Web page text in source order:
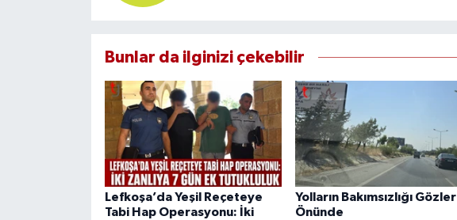
Bunlar da ilginizi çekebilir
Lefkoşa’da Yeşil Reçeteye
Tabi Hap Operasyonu: İki
Yolların Bakımsızlığı Gözler
Önünde